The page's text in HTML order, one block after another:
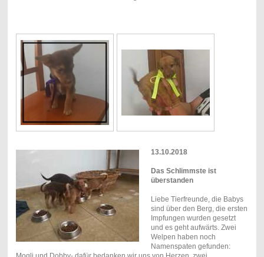
13.10.2018
Das Schlimmste ist
überstanden
Liebe Tierfreunde, die Babys
sind über den Berg, die ersten
Impfungen wurden gesetzt
und es geht aufwärts. Zwei
Welpen haben noch
Namenspaten gefunden: